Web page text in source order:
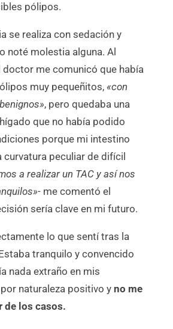
pólipos.
se realiza con sedación y
noté molestia alguna. Al
me comunicó que había
muy pequeñitos, «con
, pero quedaba una
que no había podido
porque mi intestino
curvatura peculiar de difícil
a realizar un TAC y así nos
me comentó el
sería clave en mi futuro.
lo que sentí tras la
tranquilo y convencido
nada extraño en mis
naturaleza positivo y no me
de los casos.